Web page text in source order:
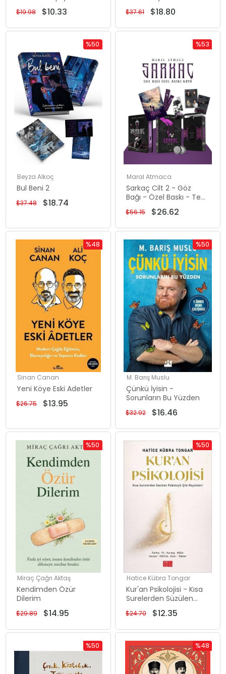
Tepe İstanbul
$10.33
$19.98 $18.80
$37.61
Beyza Alkoç
Bul Beni 2
$18.74
$37.48
%50
%50İndirim
Maral Atmaca
Sarkaç Cilt 2 - Göz
Bağı - Özel Baskı - Tek
Kitaplık Kutu$26.62
$56.15
%53
Sinan Canan
Yeni Köye Eski Adetler
$13.95
$26.75
%48
İndirim
%48İndirim
M. Barış Muslu
Çünkü İyisin -
Sorunların Bu Yüzden
$16.46
$32.92
%50
İndirim
Miraç Çağrı Aktaş
Kendimden Özür
Dilerim
$14.95
$29.89
%50
%50İndirim
Hatice Kübra Tongar
Kur'an Psikolojisi - Kısa
Surelerden Süzülen
Psikolojik Şifa
Reçeteleri$12.35
$24.70
%50
%50
%50İndirim
%48
İndirim